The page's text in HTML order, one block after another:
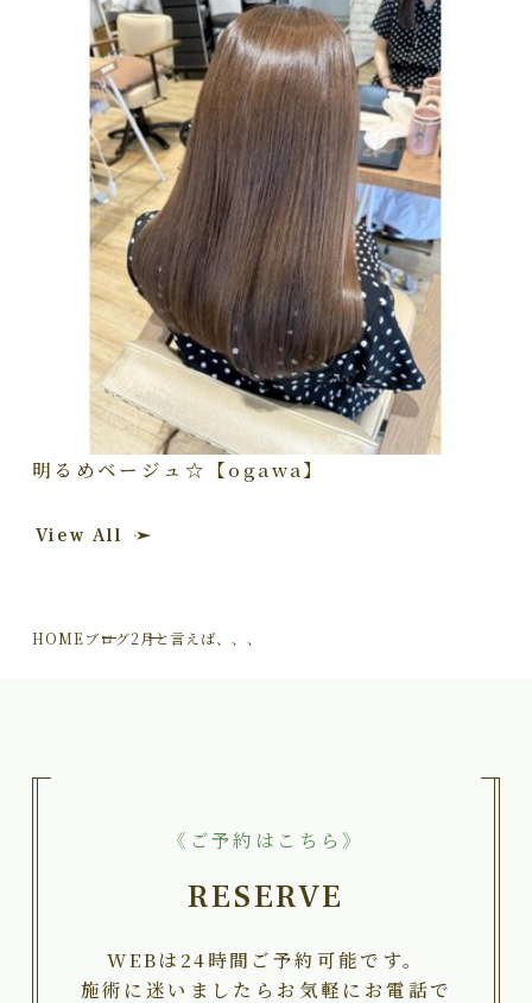
明るめベージュ☆【ogawa】
View All
HOMEブログ2月と言えば、、、
《ご予約はこちら》
RESERVE
WEBは24時間ご予約可能です。
施術に迷いましたらお気軽にお電話で